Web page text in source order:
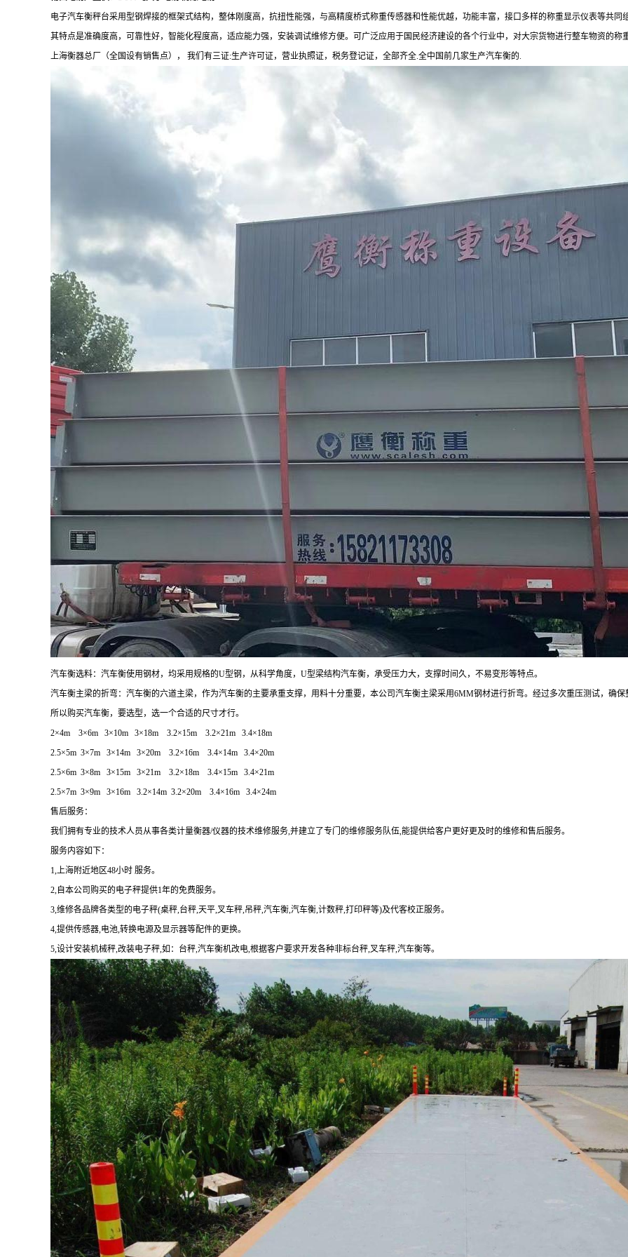
电子汽车衡秤台采用型钢焊接的框架式结构，整体刚度高，抗扭性能强，与高精度桥式称重传感器和性能优越，功能丰富，接口多样的称重显示仪表等共同
其特点是准确度高，可靠性好，智能化程度高，适应能力强，安装调试维修方便。可广泛应用于国民经济建设的各个行业中，对大宗货物进行整车物资的称重
上海衡器总厂（全国设有销售点），
我们有三证:生产许可证，营业执照证，税务登记证，全部齐全.全中国前几家生产汽车衡的.
汽车衡选料：汽车衡使用钢材，均采用规格的U型钢，从科学角度，U型梁结构汽车衡，承受压力大，支撑时间久，不易变形等特点。
汽车衡主梁的折弯：汽车衡的六道主梁，作为汽车衡的主要承重支撑，用料十分重要，本公司汽车衡主梁采用6MM钢材进行折弯。经过多次重压测试，确保
所以购买汽车衡，要选型，选一个合适的尺寸才行。
2×4m 3×6m 3×10m 3×18m 3.2×15m 3.2×21m 3.4×18m
2.5×5m 3×7m 3×14m 3×20m 3.2×16m 3.4×14m 3.4×20m
2.5×6m 3×8m 3×15m 3×21m 3.2×18m 3.4×15m 3.4×21m
2.5×7m 3×9m 3×16m 3.2×14m 3.2×20m 3.4×16m 3.4×24m
售后服务：
我们拥有专业的技术人员从事各类计量衡器/仪器的技术维修服务,并建立了专门的维修服务队伍,能提供给客户更好更及时的维修和售后服务。
服务内容如下：
1,上海附近地区48小时 服务。
2,自本公司购买的电子秤提供1年的免费服务。
3,维修各品牌各类型的电子秤(桌秤,台秤,天平,叉车秤,吊秤,汽车衡,汽车衡,计数秤,打印秤等)及代客校正服务。
4,提供传感器,电池,转换电源及显示器等配件的更换。
5,设计安装机械秤,改装电子秤,如：台秤,汽车衡机改电,根据客户要求开发各种非标台秤,叉车秤,汽车衡等。